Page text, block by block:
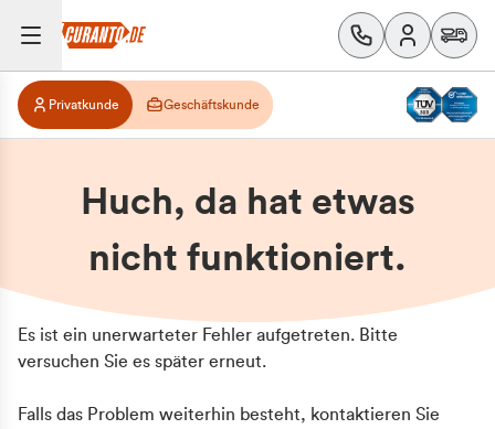
Privatkunde Geschäftskunde
Huch, da hat etwas
nicht funktioniert.
Es ist ein unerwarteter Fehler aufgetreten. Bitte
versuchen Sie es später erneut.
Falls das Problem weiterhin besteht, kontaktieren Sie